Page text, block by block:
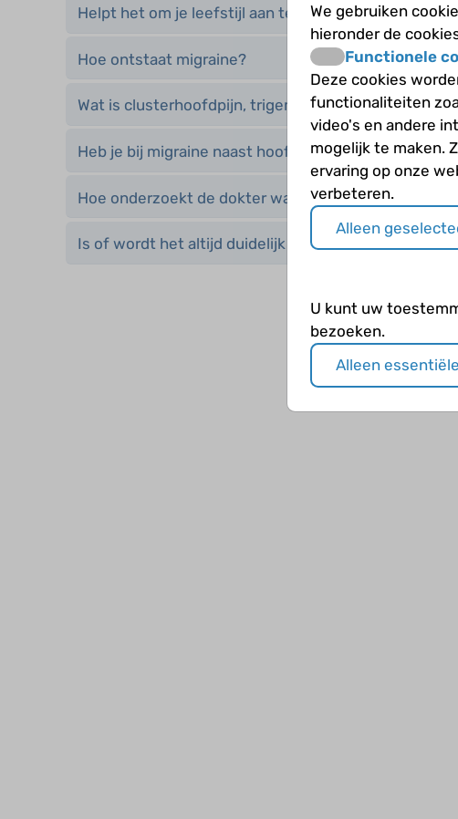
Helpt het om je leefstijl aan te passen als je
Hoe ontstaat migraine?
Wat is clusterhoofdpijn, trigeminale autonome
Heb je bij migraine naast hoofpijn ook last van
Hoe onderzoekt de dokter waardoor je hoofdpijn
Is of wordt het altijd duidelijk waarom je hoofdpijn
We gebruiken
hieronder de
Functionele
Deze cookies
functionaliteiten
video's en andere
mogelijk te maken.
ervaring op onze
verbeteren.
Alleen
U kunt uw
bezoeken.
Alleen